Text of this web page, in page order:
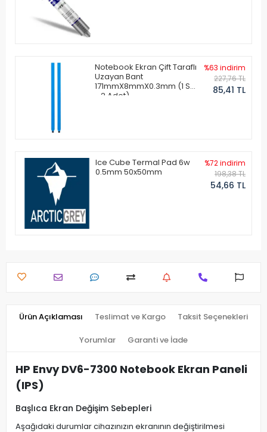
Notebook Ekran Çift Taraflı
Uzayan Bant
171mmX8mmX0.3mm (1 Set
- 2 Adet)
%63 indirim
227,76 TL
85,41 TL
Ice Cube Termal Pad 6w
0.5mm 50x50mm
%72 indirim
198,38 TL
54,66 TL
Ürün Açıklaması Teslimat ve Kargo Taksit Seçenekleri
Yorumlar Garanti ve İade
HP Envy DV6-7300 Notebook Ekran Paneli
(IPS)
Başlıca Ekran Değişim Sebepleri
Aşağıdaki durumlar cihazınızın ekranının değiştirilmesi